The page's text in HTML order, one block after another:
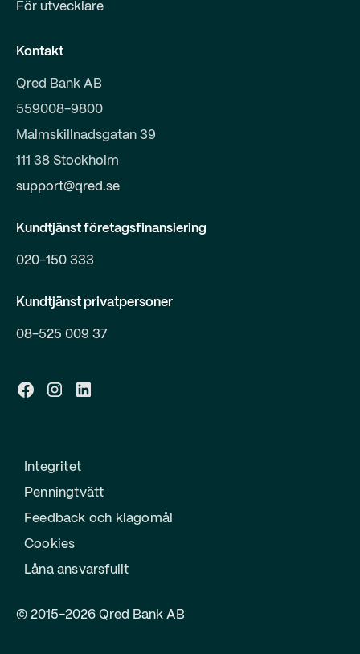
För utvecklare
Kontakt
Qred Bank AB
559008-9800
Malmskillnadsgatan 39
111 38 Stockholm
support@qred.se
Kundtjänst företagsfinansiering
020-150 333
Kundtjänst privatpersoner
08-525 009 37
© 2015-2026 Qred Bank AB
Integritet
Penningtvätt
Feedback och klagomål
Cookies
Låna ansvarsfullt